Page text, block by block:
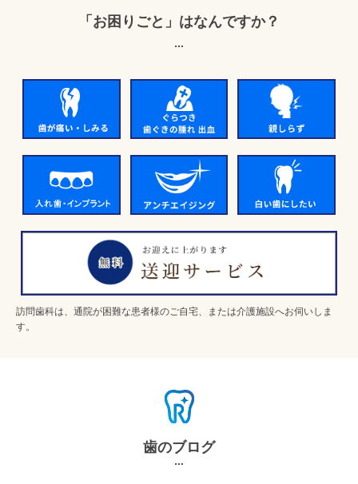
「お困りごと」はなんですか？
訪問歯科は、通院が困難な患者様のご自宅、または介護施設へお伺いしま
す。
歯のブログ